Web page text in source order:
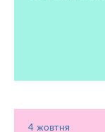
4 жовтня